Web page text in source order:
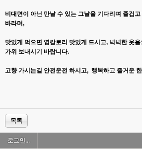
비대면이 아닌 만날 수 있는 그날을 기다리며 즐겁고
바라며,
맛있게 먹으면 영칼로리 맛있게 드시고, 넉넉한 웃
가위 보내시기 바랍니다.
고향 가시는길 안전운전 하시고, 행복하고 즐거운
목록
로그인...